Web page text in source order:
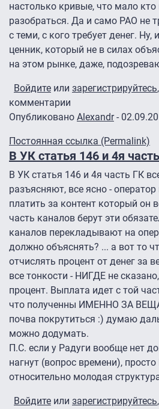
настолько кривые, что мало
разобраться. Да и само РАО не
с теми, с кого требует денег.
ценник, который не в силах
на этом рынке, даже,
Войдите или зарегистрируйтесь
комментарии
Опубликовано Alexandr-
Постоянная ссылка (Permalink)
В УК статья 146 и 4я
В УК статья 146 и 4я часть ГК
разъясняют, все ясно -
платить за контент который он
часть каналов берут эти
каналов перекладывают на
должно объяснять? ... а вот то
отчислять процент от денег за
все тонкости - НИГДЕ не
процент. Выплата идет с той
что полученны ИМЕННО ЗА
почва покрутиться :) думаю
можно додумать.
П.С. если у Радуги вообще нет
нагнут (вопрос времени),
относительно молодая
Войдите или зарегистрируйтесь